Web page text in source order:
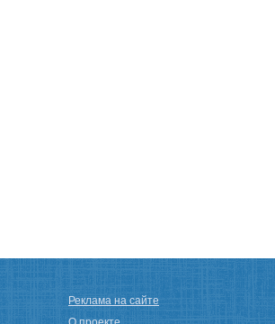
Реклама на сайте